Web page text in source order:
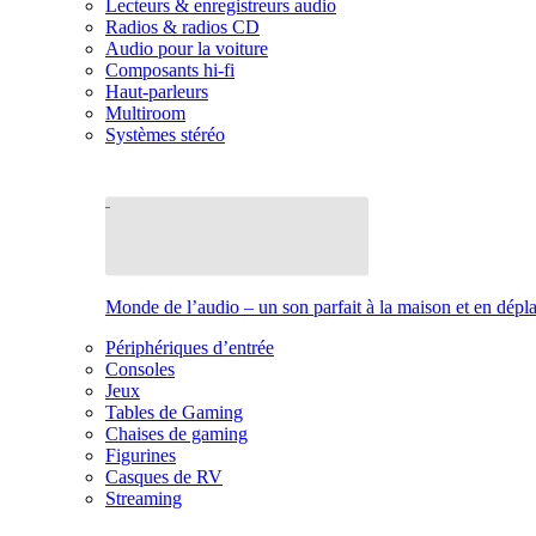
Lecteurs & enregistreurs audio
Radios & radios CD
Audio pour la voiture
Composants hi-fi
Haut-parleurs
Multiroom
Systèmes stéréo
Monde de l’audio – un son parfait à la maison et en
Périphériques d’entrée
Consoles
Jeux
Tables de Gaming
Chaises de gaming
Figurines
Casques de RV
Streaming